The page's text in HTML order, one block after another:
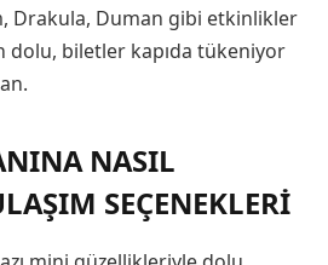
Drakula, Duman gibi etkinlikler
dolu, biletler kapıda tükeniyor
NASIL
SEÇENEKLERI